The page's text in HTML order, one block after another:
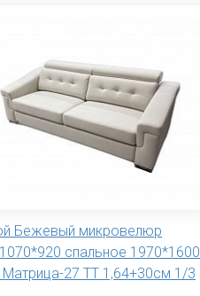
Бежевый микровелюр
спальное 1970*1600
Матрица-27 ТТ 1,64+30см 1/3